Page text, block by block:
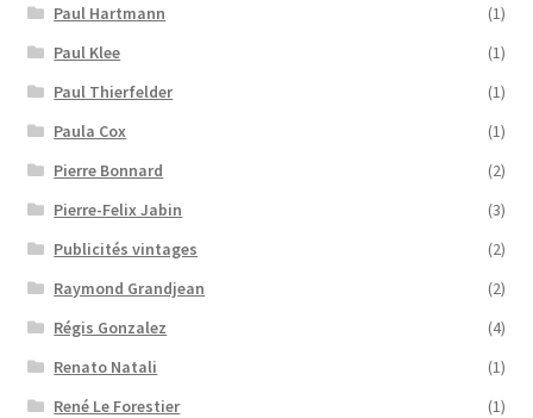
Paul Hartmann
(1)
Paul Klee
(1)
Paul Thierfelder
(1)
Paula Cox
(1)
Pierre Bonnard
(2)
Pierre-Felix Jabin
(3)
Publicités vintages
(2)
Raymond Grandjean
(2)
Régis Gonzalez
(4)
Renato Natali
(1)
René Le Forestier
(1)